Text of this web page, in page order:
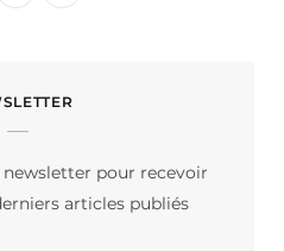
t
T
pour recevoir
articles publiés